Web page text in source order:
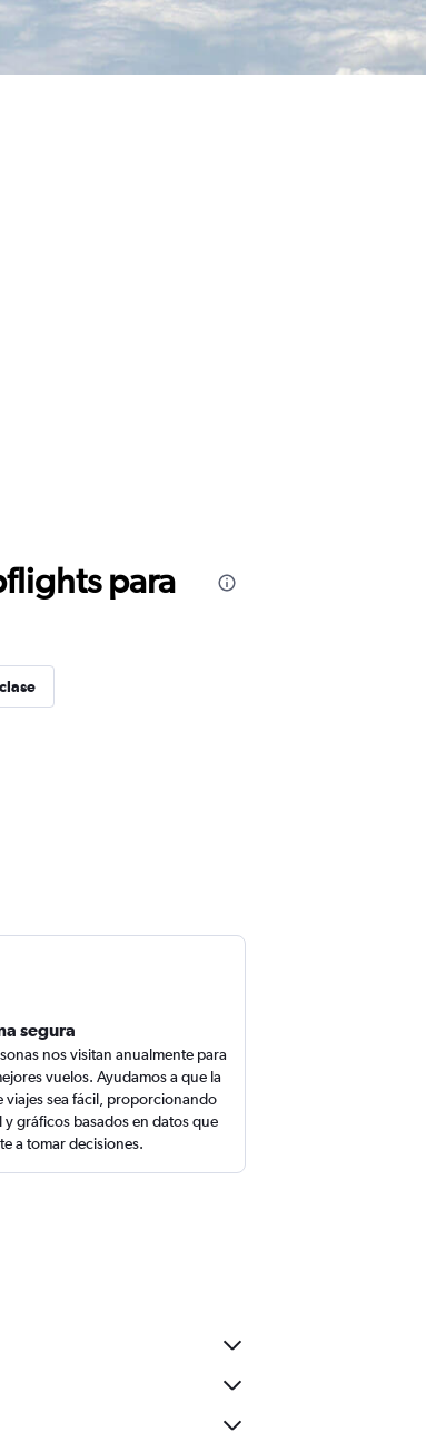
para
segura
nos visitan anualmente para
vuelos. Ayudamos a que la
viajes sea fácil, proporcionando
gráficos basados en datos que
a tomar decisiones.